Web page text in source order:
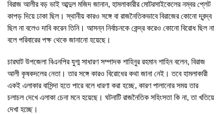
বিরাজ আলীর বড় ভাই আব্দুল মজিদ জানান, হামলাকারীর মোটরসাইকেলের নম্বর প্লেট
কাপড় দিয়ে ঢাকা ছিল। স্থানীয় কারও সঙ্গে বা রাজনৈতিকভাবে বিরাজের কোনো দ্বন্দ্ব
ছিল না বলেও দাবি করেন তিনি। আসন্ন নির্বাচনকে কেন্দ্র করেও কোনো বিরোধ ছিল না
বলে পরিবারের পক্ষ থেকে জানানো হয়েছে।
চারঘাট উপজেলা বিএনপির যুগ্ম সাধারণ সম্পাদক শাহিনুর রহমান শাহিন বলেন, বিরাজ
আলী কৃষকদলের নেতা। তার সঙ্গে কারও বিরোধের কথা জানা নেই। তবে হামলাকারী
একই এলাকার বাসিন্দা হতে পারে বলে ধারণা করা হচ্ছে, কারণ পালানোর সময় তার
চলাচল দেখে এলাকা চেনা মনে হয়েছে। ঘটনাটি রাজনৈতিক সহিংসতা কি না, তা খতিয়ে
দেখা হচ্ছে।